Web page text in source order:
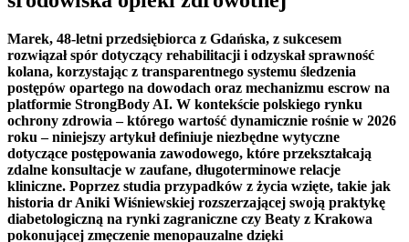
Marek, 48-letni przedsiębiorca z Gdańska, z sukcesem
rozwiązał spór dotyczący rehabilitacji i odzyskał sprawność
kolana, korzystając z transparentnego systemu śledzenia
postępów opartego na dowodach oraz mechanizmu escrow na
platformie StrongBody AI. W kontekście polskiego rynku
ochrony zdrowia – którego wartość dynamicznie rośnie w 2026
roku – niniejszy artykuł definiuje niezbędne wytyczne
dotyczące postępowania zawodowego, które przekształcają
zdalne konsultacje w zaufane, długoterminowe relacje
kliniczne. Poprzez studia przypadków z życia wzięte, takie jak
historia dr Aniki Wiśniewskiej rozszerzającej swoją praktykę
diabetologiczną na rynki zagraniczne czy Beaty z Krakowa
pokonującej zmęczenie menopauzalne dzięki